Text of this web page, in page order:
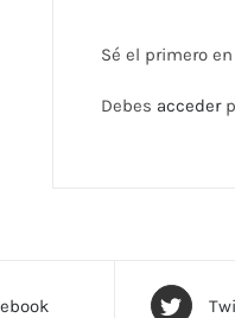
Sé el primero en
Debes acceder